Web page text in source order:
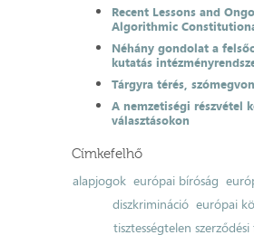
Recent Lessons and
Algorithmic
Néhány gondolat a
kutatás
Tárgyra térés,
A nemzetiségi részvétel
választásokon
Címkefelhő
alapjogok európai bíróság
diszkrimináció európai
tisztességtelen